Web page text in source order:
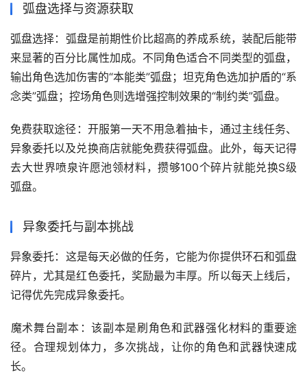
弧盘选择与资源获取
‌弧盘选择‌：弧盘是前期性价比超高的养成系统，装配后能带
来显著的百分比属性加成。不同角色适合不同类型的弧盘，
输出角色选加伤害的“本能类”弧盘；坦克角色选加护盾的“系
念类”弧盘；控场角色则选增强控制效果的“制约类”弧盘。
‌免费获取途径‌：开服第一天不用急着抽卡，通过主线任务、
异象委托以及兑换商店就能免费获得弧盘。此外，每天记得
去大世界喷泉许愿池领材料，攒够100个碎片就能兑换S级
弧盘。
异象委托与副本挑战
‌异象委托‌：这是每天必做的任务，它能为你提供环石和弧盘
碎片，尤其是红色委托，奖励最为丰厚。所以每天上线后，
记得优先完成异象委托。
‌魔术舞台副本‌：该副本是刷角色和武器强化材料的重要途
径。合理规划体力，多次挑战，让你的角色和武器快速成
长。